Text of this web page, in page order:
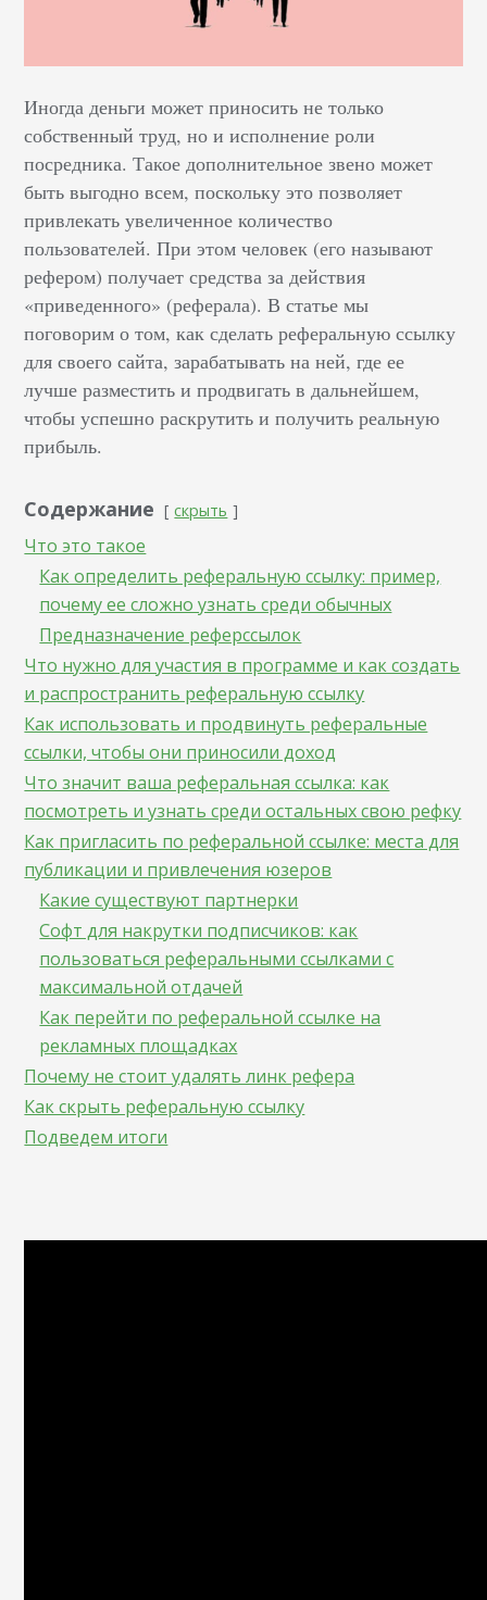
Иногда деньги может приносить не только
собственный труд, но и исполнение роли
посредника. Такое дополнительное звено может
быть выгодно всем, поскольку это позволяет
привлекать увеличенное количество
пользователей. При этом человек (его называют
рефером) получает средства за действия
«приведенного» (реферала). В статье мы
поговорим о том, как сделать реферальную ссылку
для своего сайта, зарабатывать на ней, где ее
лучше разместить и продвигать в дальнейшем,
чтобы успешно раскрутить и получить реальную
прибыль.
Содержание скрыть
Что это такое
Как определить реферальную ссылку: пример,
почему ее сложно узнать среди обычных
Предназначение реферссылок
Что нужно для участия в программе и как создать
и распространить реферальную ссылку
Как использовать и продвинуть реферальные
ссылки, чтобы они приносили доход
Что значит ваша реферальная ссылка: как
посмотреть и узнать среди остальных свою рефку
Как пригласить по реферальной ссылке: места для
публикации и привлечения юзеров
Какие существуют партнерки
Софт для накрутки подписчиков: как
пользоваться реферальными ссылками с
максимальной отдачей
Как перейти по реферальной ссылке на
рекламных площадках
Почему не стоит удалять линк рефера
Как скрыть реферальную ссылку
Подведем итоги